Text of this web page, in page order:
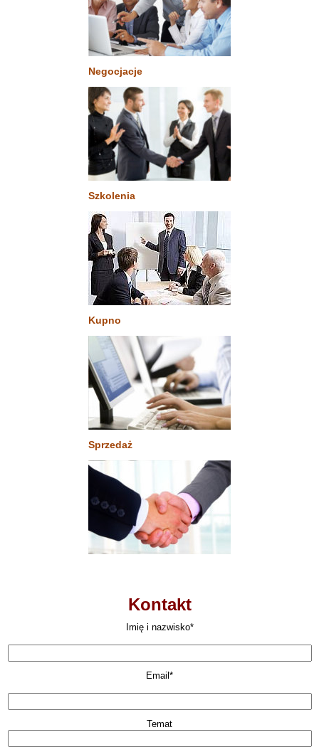
Negocjacje
Szkolenia
Kupno
Sprzedaż
Kontakt
Imię i nazwisko*
Email*
Temat